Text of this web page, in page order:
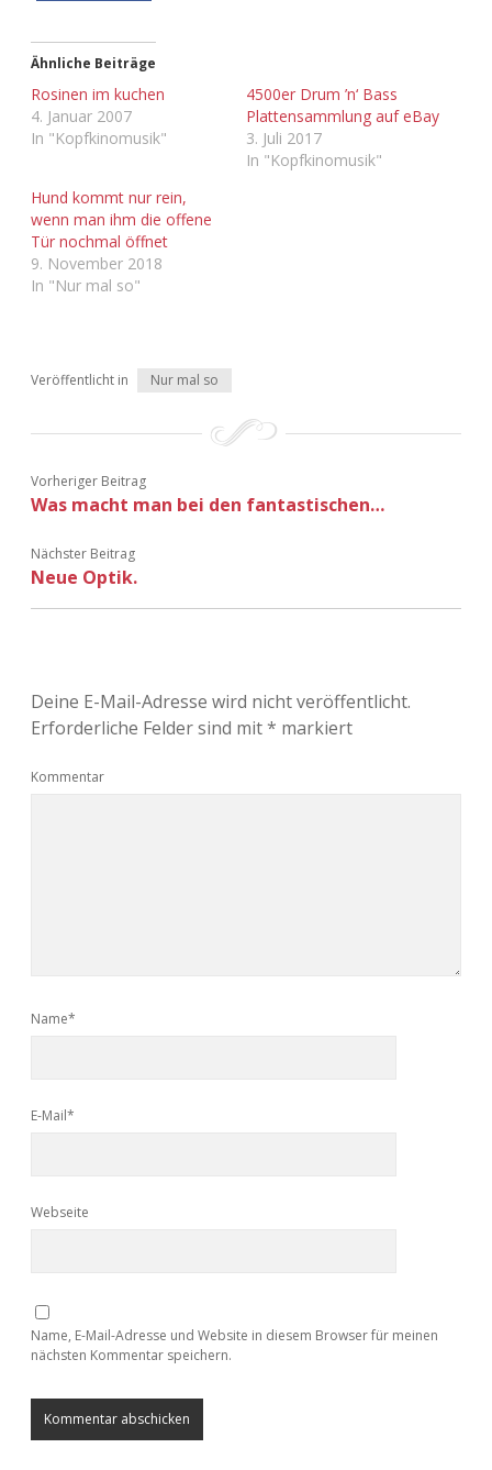
Adventskalender 2020
Adventskalender 2021
Adventskalender 2022
Adventskalender 2023
Ähnliche Beiträge
Rosinen im kuchen
4. Januar 2007
In "Kopfkinomusik"
4500er Drum ’n‘ Bass
Plattensammlung auf eBay
3. Juli 2017
In "Kopfkinomusik"
Hund kommt nur rein,
wenn man ihm die offene
Tür nochmal öffnet
9. November 2018
In "Nur mal so"
Veröffentlicht in Nur mal so
Vorheriger Beitrag
Was macht man bei den fantastischen…
Nächster Beitrag
Neue Optik.
Deine E-Mail-Adresse wird nicht veröffentlicht.
Erforderliche Felder sind mit* markiert
Kommentar
Name*
E-Mail*
Webseite
Name, E-Mail-Adresse und Website in diesem Browser für meinen
nächsten Kommentar speichern.